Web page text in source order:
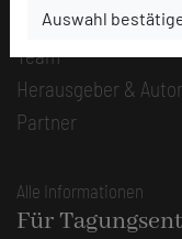
Auswahl
Kategorie
Team
Herausgeber &
Partner
Alle Informationen
Für